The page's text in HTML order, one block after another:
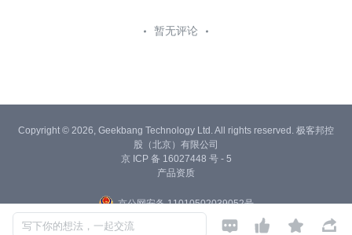
暂无评论
写下你的想法，一起交流    
Copyright © 2026, Geekbang Technology Ltd. All rights reserved. 极客邦控
股（北京）有限公司
京 ICP 备 16027448 号 - 5
产品资质
京公网安备 11010502039052号